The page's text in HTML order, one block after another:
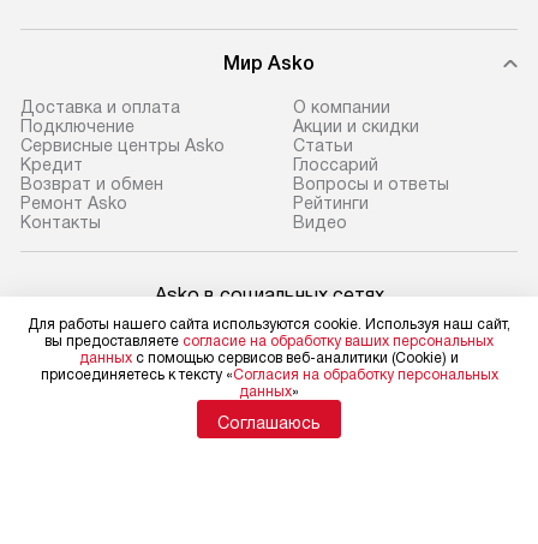
Мир Asko
Доставка и оплата
Подключение
Сервисные центры Asko
Кредит
Возврат и обмен
Ремонт Asko
Контакты
О компании
Акции и скидки
Статьи
Глоссарий
Вопросы и ответы
Рейтинги
Видео
Asko в социальных сетях
Для физических лиц
shop@asko-russia.ru
Для юридических лиц
Для работы нашего сайта используются cookie. Используя наш сайт,
вы предоставляете согласие на обработку ваших персональных
данных с помощью сервисов веб-аналитики (Cookie) и
присоединяетесь к тексту «Согласия на обработку персональных
данных»
Соглашаюсь